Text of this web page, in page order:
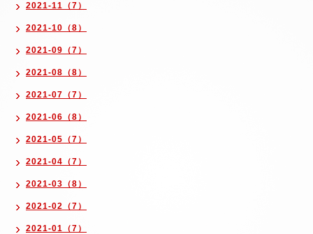
2021-11（7）
2021-10（8）
2021-09（7）
2021-08（8）
2021-07（7）
2021-06（8）
2021-05（7）
2021-04（7）
2021-03（8）
2021-02（7）
2021-01（7）